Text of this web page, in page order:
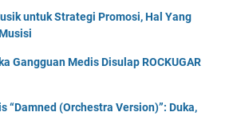
untuk Strategi Promosi, Hal Yang
Gangguan Medis Disulap ROCKUGAR
“Damned (Orchestra Version)”: Duka,